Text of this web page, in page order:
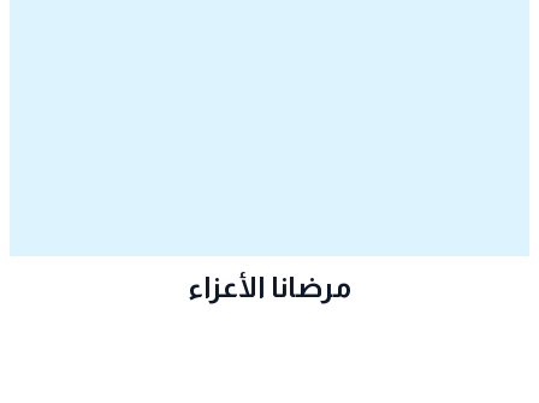
مرضانا الأعزاء